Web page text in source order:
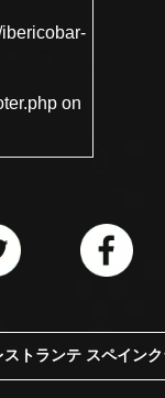
on
ストランテ スペイン